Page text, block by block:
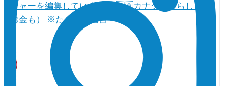
チャーを編集しています。 🇨🇦カナダの暮らし（教
とお金も） ※たまに真面目